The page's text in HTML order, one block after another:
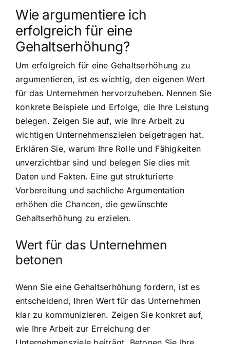
Wie argumentiere ich
erfolgreich für eine
Gehaltserhöhung?
Um erfolgreich für eine Gehaltserhöhung zu
argumentieren, ist es wichtig, den eigenen Wert
für das Unternehmen hervorzuheben. Nennen Sie
konkrete Beispiele und Erfolge, die Ihre Leistung
belegen. Zeigen Sie auf, wie Ihre Arbeit zu
wichtigen Unternehmenszielen beigetragen hat.
Erklären Sie, warum Ihre Rolle und Fähigkeiten
unverzichtbar sind und belegen Sie dies mit
Daten und Fakten. Eine gut strukturierte
Vorbereitung und sachliche Argumentation
erhöhen die Chancen, die gewünschte
Gehaltserhöhung zu erzielen.
Wert für das Unternehmen
betonen
Wenn Sie eine Gehaltserhöhung fordern, ist es
entscheidend, Ihren Wert für das Unternehmen
klar zu kommunizieren. Zeigen Sie konkret auf,
wie Ihre Arbeit zur Erreichung der